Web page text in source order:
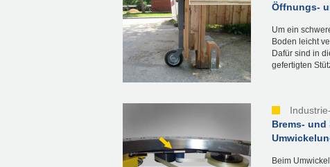
Öffnungs-
Um ein
Boden leicht
Dafür sind in
gefertigten
Brems-
Beim